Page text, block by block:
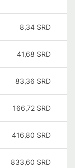
8,34 SRD
41,68 SRD
83,36 SRD
166,72 SRD
416,80 SRD
833,60 SRD